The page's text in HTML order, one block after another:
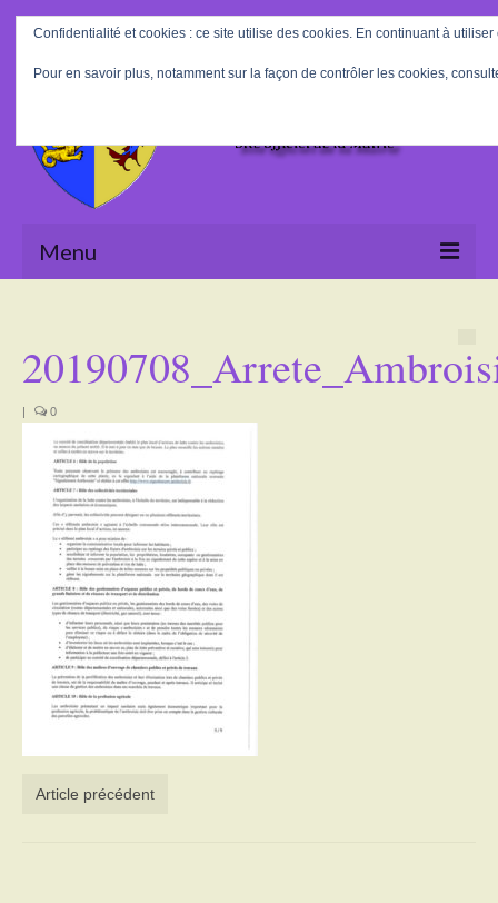
Rechercher
Menu
La Mairie
Le village
Tourisme
Actualités
Activités
Poésie
Contact
Heures d’ouverture
Démarches administratives
| 0
Article précédent
Confidentialité et cookies : ce site utilise des cookies. En continuant à
Pour en savoir plus, notamment sur la façon de contrôler les cookies,